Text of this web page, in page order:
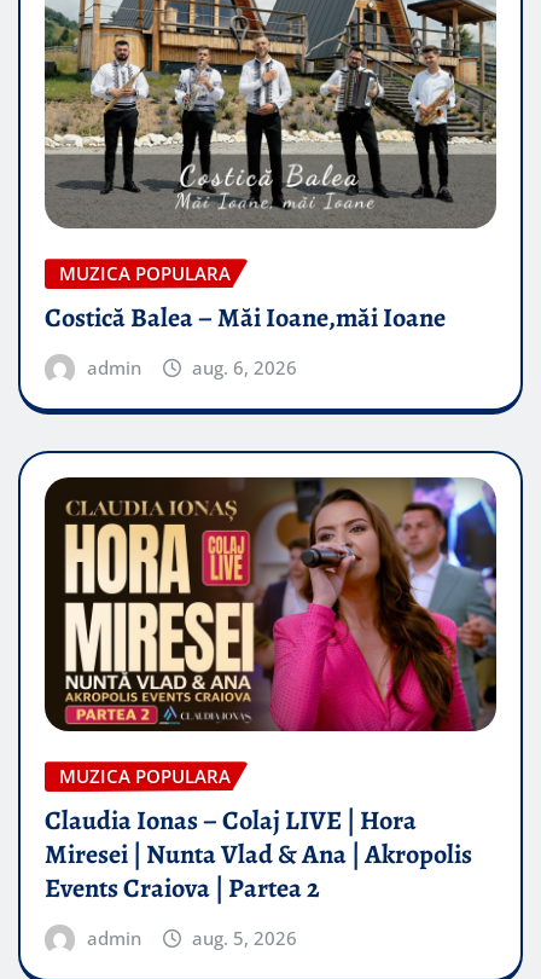
MUZICA POPULARA
Costică Balea – Măi Ioane,măi Ioane
admin aug. 6, 2026
MUZICA POPULARA
Claudia Ionas – Colaj LIVE | Hora
Miresei | Nunta Vlad & Ana | Akropolis
Events Craiova | Partea 2
admin aug. 5, 2026